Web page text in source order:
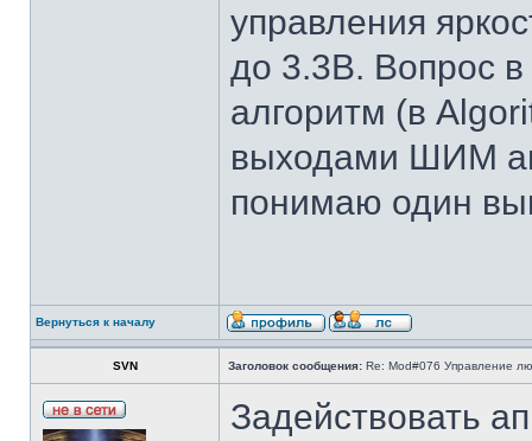
управления
до 3.3В. Вопрос
алгоритм (в
выходами ШИМ
понимаю один
Вернуться к началу
SVN Заголовок сообщения: Re: Mod#076 Управление
Задействовать